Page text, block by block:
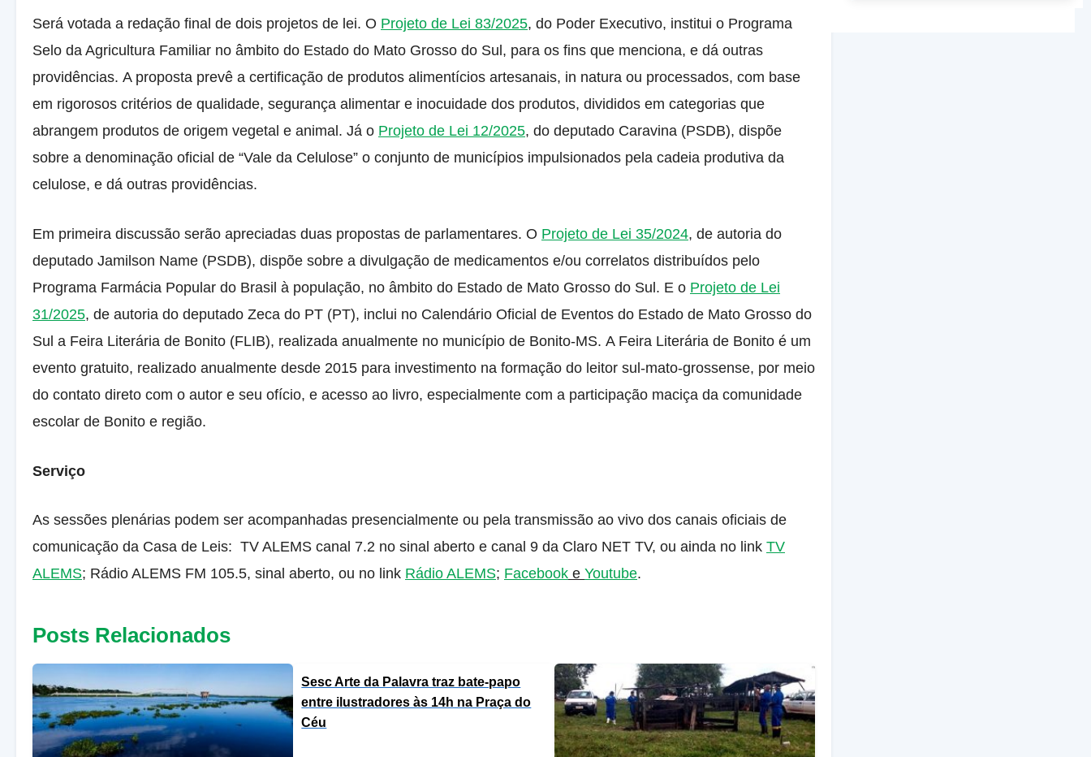
Será votada a redação final de dois projetos de lei. O Projeto de Lei 83/2025, do Poder Executivo, institui o Programa
Selo da Agricultura Familiar no âmbito do Estado do Mato Grosso do Sul, para os fins que menciona, e dá outras
providências. A proposta prevê a certificação de produtos alimentícios artesanais, in natura ou processados, com base
em rigorosos critérios de qualidade, segurança alimentar e inocuidade dos produtos, divididos em categorias que
abrangem produtos de origem vegetal e animal. Já o Projeto de Lei 12/2025, do deputado Caravina (PSDB), dispõe
sobre a denominação oficial de “Vale da Celulose” o conjunto de municípios impulsionados pela cadeia produtiva da
celulose, e dá outras providências.
Em primeira discussão serão apreciadas duas propostas de parlamentares. O Projeto de Lei 35/2024, de autoria do
deputado Jamilson Name (PSDB), dispõe sobre a divulgação de medicamentos e/ou correlatos distribuídos pelo
Programa Farmácia Popular do Brasil à população, no âmbito do Estado de Mato Grosso do Sul. E o Projeto de Lei
31/2025, de autoria do deputado Zeca do PT (PT), inclui no Calendário Oficial de Eventos do Estado de Mato Grosso do
Sul a Feira Literária de Bonito (FLIB), realizada anualmente no município de Bonito-MS. A Feira Literária de Bonito é um
evento gratuito, realizado anualmente desde 2015 para investimento na formação do leitor sul-mato-grossense, por meio
do contato direto com o autor e seu ofício, e acesso ao livro, especialmente com a participação maciça da comunidade
escolar de Bonito e região.
Serviço
As sessões plenárias podem ser acompanhadas presencialmente ou pela transmissão ao vivo dos canais oficiais de
comunicação da Casa de Leis: TV ALEMS canal 7.2 no sinal aberto e canal 9 da Claro NET TV, ou ainda no link TV
ALEMS; Rádio ALEMS FM 105.5, sinal aberto, ou no link Rádio ALEMS; Facebook e Youtube.
Posts Relacionados
Sesc Arte da Palavra traz bate-papo
entre ilustradores às 14h na Praça do
Céu